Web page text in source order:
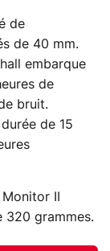
de
de 40 mm.
embarque
de
bruit.
de 15
II
320 grammes.